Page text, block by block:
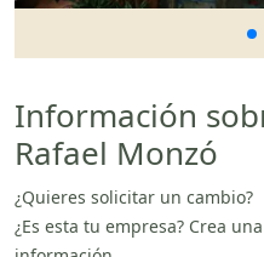
Información
Rafael Monzó
¿Quieres solicitar un cambio?
¿Es esta tu empresa? Crea